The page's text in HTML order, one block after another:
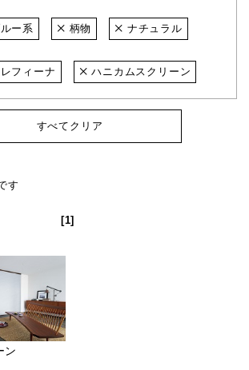
ー系 柄物 ナチュラル
レフィーナ ハニカムスクリーン
すべてクリア
す
[1]
ン